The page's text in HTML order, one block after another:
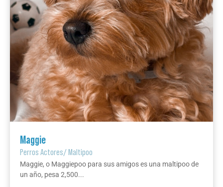
Maggie
Perros Actores/Maltipoo
Maggie, o Maggiepoo para sus amigos es una maltipoo de
un año, pesa 2,500...